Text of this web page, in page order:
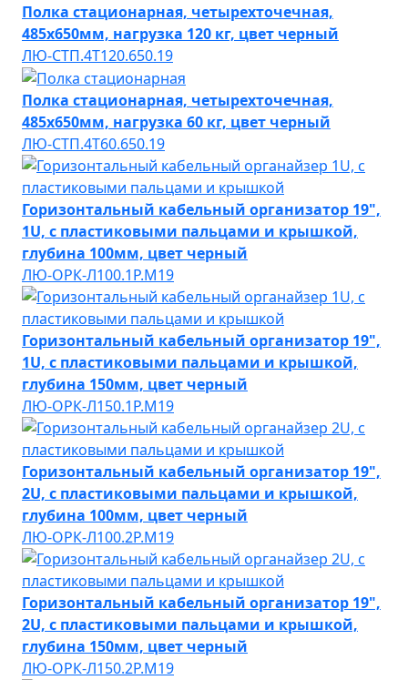
Полка стационарная, четырехточечная,
485х650мм, нагрузка 120 кг, цвет черный
ЛЮ-СТП.4Т120.650.19
Полка стационарная, четырехточечная,
485х650мм, нагрузка 60 кг, цвет черный
ЛЮ-СТП.4Т60.650.19
Горизонтальный кабельный организатор 19",
1U, с пластиковыми пальцами и крышкой,
глубина 100мм, цвет черный
ЛЮ-ОРК-Л100.1Р.М19
Горизонтальный кабельный организатор 19",
1U, с пластиковыми пальцами и крышкой,
глубина 150мм, цвет черный
ЛЮ-ОРК-Л150.1Р.М19
Горизонтальный кабельный организатор 19",
2U, с пластиковыми пальцами и крышкой,
глубина 100мм, цвет черный
ЛЮ-ОРК-Л100.2Р.М19
Горизонтальный кабельный организатор 19",
2U, с пластиковыми пальцами и крышкой,
глубина 150мм, цвет черный
ЛЮ-ОРК-Л150.2Р.М19